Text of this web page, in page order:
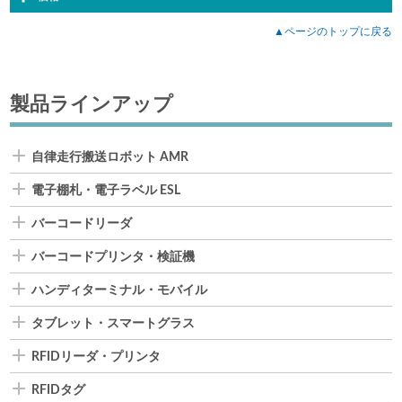
製品ラインアップ
自律走行搬送ロボット AMR
電子棚札・電子ラベル ESL
バーコードリーダ
バーコードプリンタ・検証機
ハンディターミナル・モバイル
タブレット・スマートグラス
RFIDリーダ・プリンタ
RFIDタグ
▲ページのトップに戻る